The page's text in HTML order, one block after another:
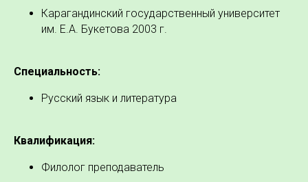
Карагандинский государственный университет
им. Е.А. Букетова 2003 г.
Специальность:
Русский язык и литература
Квалификация:
Филолог преподаватель